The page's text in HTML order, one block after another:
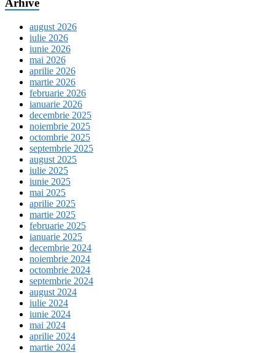
Arhive
august 2026
iulie 2026
iunie 2026
mai 2026
aprilie 2026
martie 2026
februarie 2026
ianuarie 2026
decembrie 2025
noiembrie 2025
octombrie 2025
septembrie 2025
august 2025
iulie 2025
iunie 2025
mai 2025
aprilie 2025
martie 2025
februarie 2025
ianuarie 2025
decembrie 2024
noiembrie 2024
octombrie 2024
septembrie 2024
august 2024
iulie 2024
iunie 2024
mai 2024
aprilie 2024
martie 2024